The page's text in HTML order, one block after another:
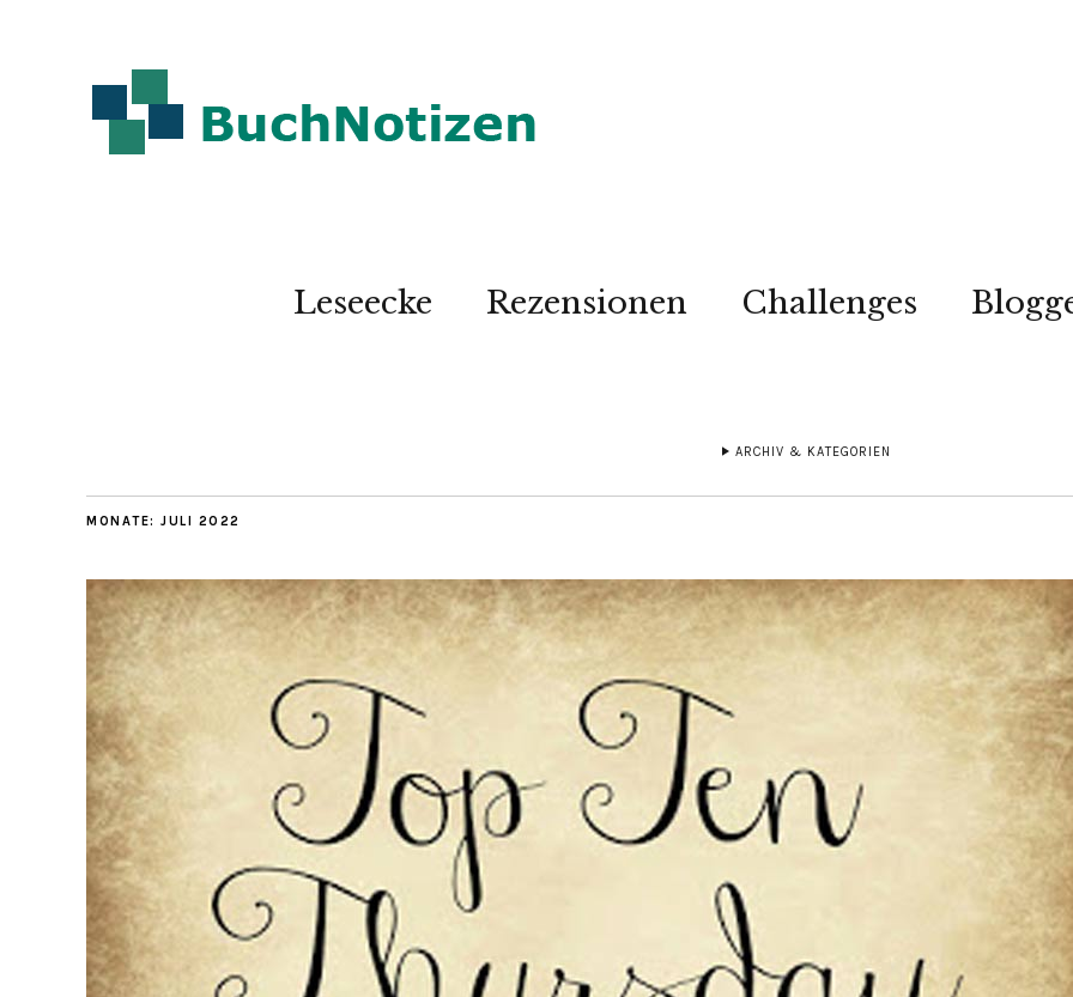
Leseecke Rezensionen Challenges
ARCHIV & KATEGORIEN
MONATE: JULI 2022